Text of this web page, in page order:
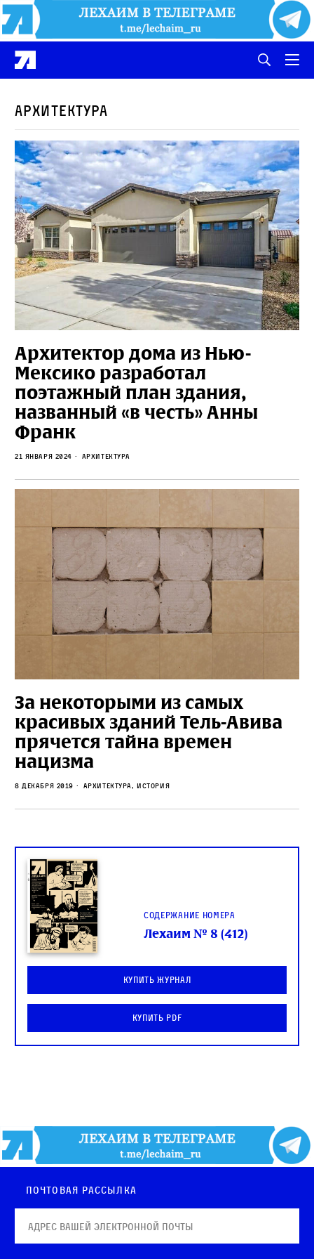
архитектура
Архитектор дома из Нью-
Мексико разработал
поэтажный план здания,
названный «в честь» Анны
Франк
21 января 2024 архитектура
За некоторыми из самых
красивых зданий Тель-Авива
прячется тайна времен
нацизма
8 декабря 2019 архитектура, История
Содержание номера
Лехаим № 8 (412)
Купить журнал
Купить PDF
Почтовая рассылка